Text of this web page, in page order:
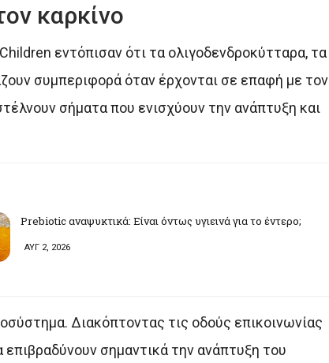
καρκίνο
εντόπισαν ότι τα ολιγοδενδροκύτταρα, τα
συμπεριφορά όταν έρχονται σε επαφή με τον
σήματα που ενισχύουν την ανάπτυξη και
Prebiotic αναψυκτικά: Είναι όντως υγιεινά για το έντερο;
ΑΥΓ 2, 2026
Διακόπτοντας τις οδούς επικοινωνίας
σημαντικά την ανάπτυξη του